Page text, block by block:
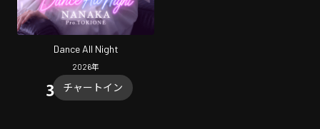
Dance All Night
2026年
チャートイン